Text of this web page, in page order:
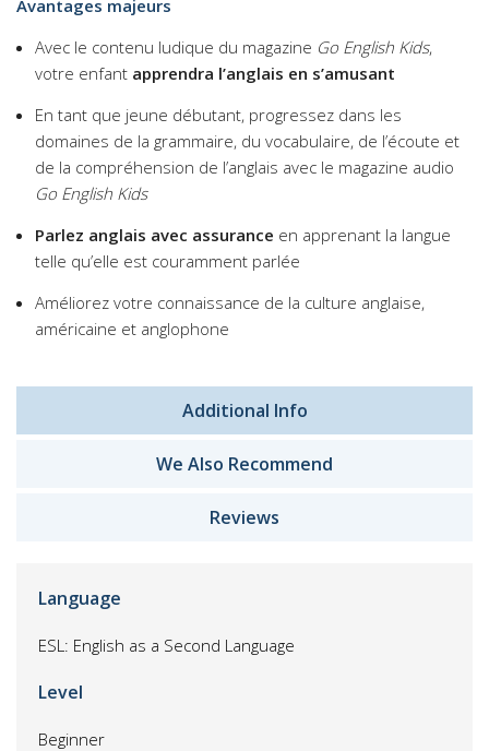
Avantages majeurs
Avec le contenu ludique du magazine Go English Kids,
votre enfant apprendra l’anglais en s’amusant
En tant que jeune débutant, progressez dans les
domaines de la grammaire, du vocabulaire, de l’écoute et
de la compréhension de l’anglais avec le magazine audio
Go English Kids
Parlez anglais avec assurance en apprenant la langue
telle qu’elle est couramment parlée
Améliorez votre connaissance de la culture anglaise,
américaine et anglophone
Additional Info
We Also Recommend
Reviews
Language
ESL: English as a Second Language
Level
Beginner